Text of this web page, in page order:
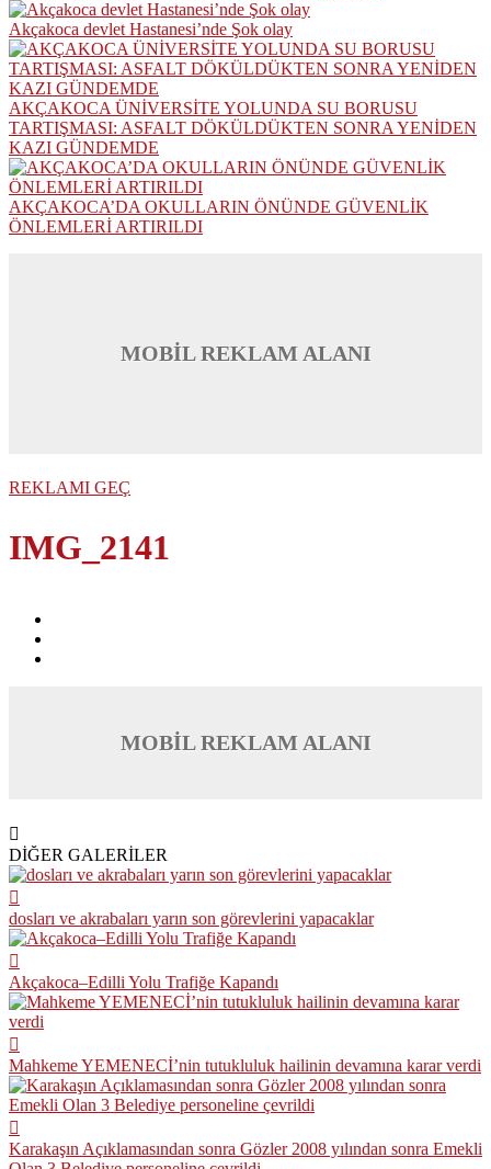
Akçakoca devlet Hastanesi’nde Şok olay
AKÇAKOCA ÜNİVERSİTE YOLUNDA SU BORUSU
TARTIŞMASI: ASFALT DÖKÜLDÜKTEN SONRA YENİDEN
KAZI GÜNDEMDE
AKÇAKOCA’DA OKULLARIN ÖNÜNDE GÜVENLİK
ÖNLEMLERİ ARTIRILDI
MOBİL REKLAM ALANI
REKLAMI GEÇ
IMG_2141
MOBİL REKLAM ALANI
DİĞER GALERİLER
dosları ve akrabaları yarın son görevlerini yapacaklar
Akçakoca–Edilli Yolu Trafiğe Kapandı
Mahkeme YEMENECİ’nin tutukluluk hailinin devamına karar verdi
Karakaşın Açıklamasından sonra Gözler 2008 yılından sonra Emekli